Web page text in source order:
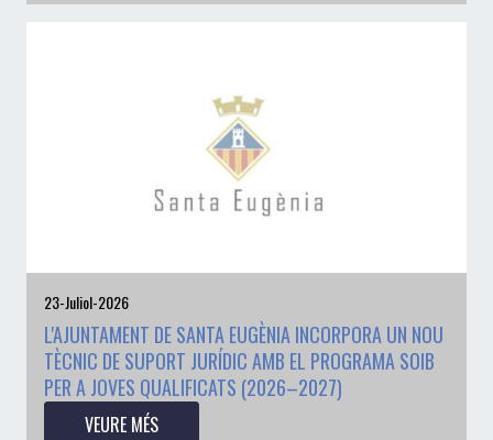
23-Juliol-2026
L'AJUNTAMENT DE SANTA EUGÈNIA INCORPORA UN NOU
TÈCNIC DE SUPORT JURÍDIC AMB EL PROGRAMA SOIB
PER A JOVES QUALIFICATS (2026–2027)
VEURE MÉS